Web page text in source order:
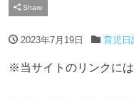
Share
2023年7月19日 育児日
※当サイトのリンクに